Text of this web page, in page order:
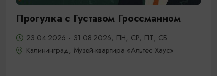
Прогулка с Густавом Гроссманном
23.04.2026 - 31.08.2026, ПН, СР, ПТ, СБ
Калининград, Музей-квартира «Альтес Хаус»